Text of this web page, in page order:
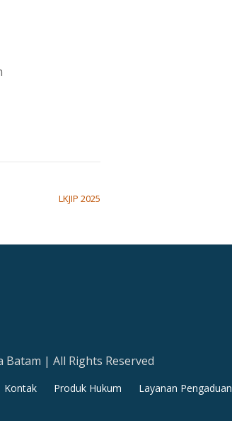
LKJIP 2025
| All Rights Reserved
Kontak Produk Hukum Layanan Pengaduan